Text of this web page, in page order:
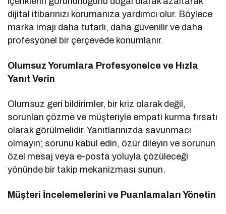
dijital itibarınızı korumanıza yardımcı olur. Böylece
marka imajı daha tutarlı, daha güvenilir ve daha
profesyonel bir çerçevede konumlanır.
Olumsuz Yorumlara Profesyonelce ve Hızla
Yanıt Verin
Olumsuz geri bildirimler, bir kriz olarak değil,
sorunları çözme ve müşteriyle empati kurma fırsatı
olarak görülmelidir. Yanıtlarınızda savunmacı
olmayın; sorunu kabul edin, özür dileyin ve sorunun
özel mesaj veya e-posta yoluyla çözüleceği
yönünde bir takip mekanizması sunun.
Müşteri İncelemelerini ve Puanlamaları Yönetin